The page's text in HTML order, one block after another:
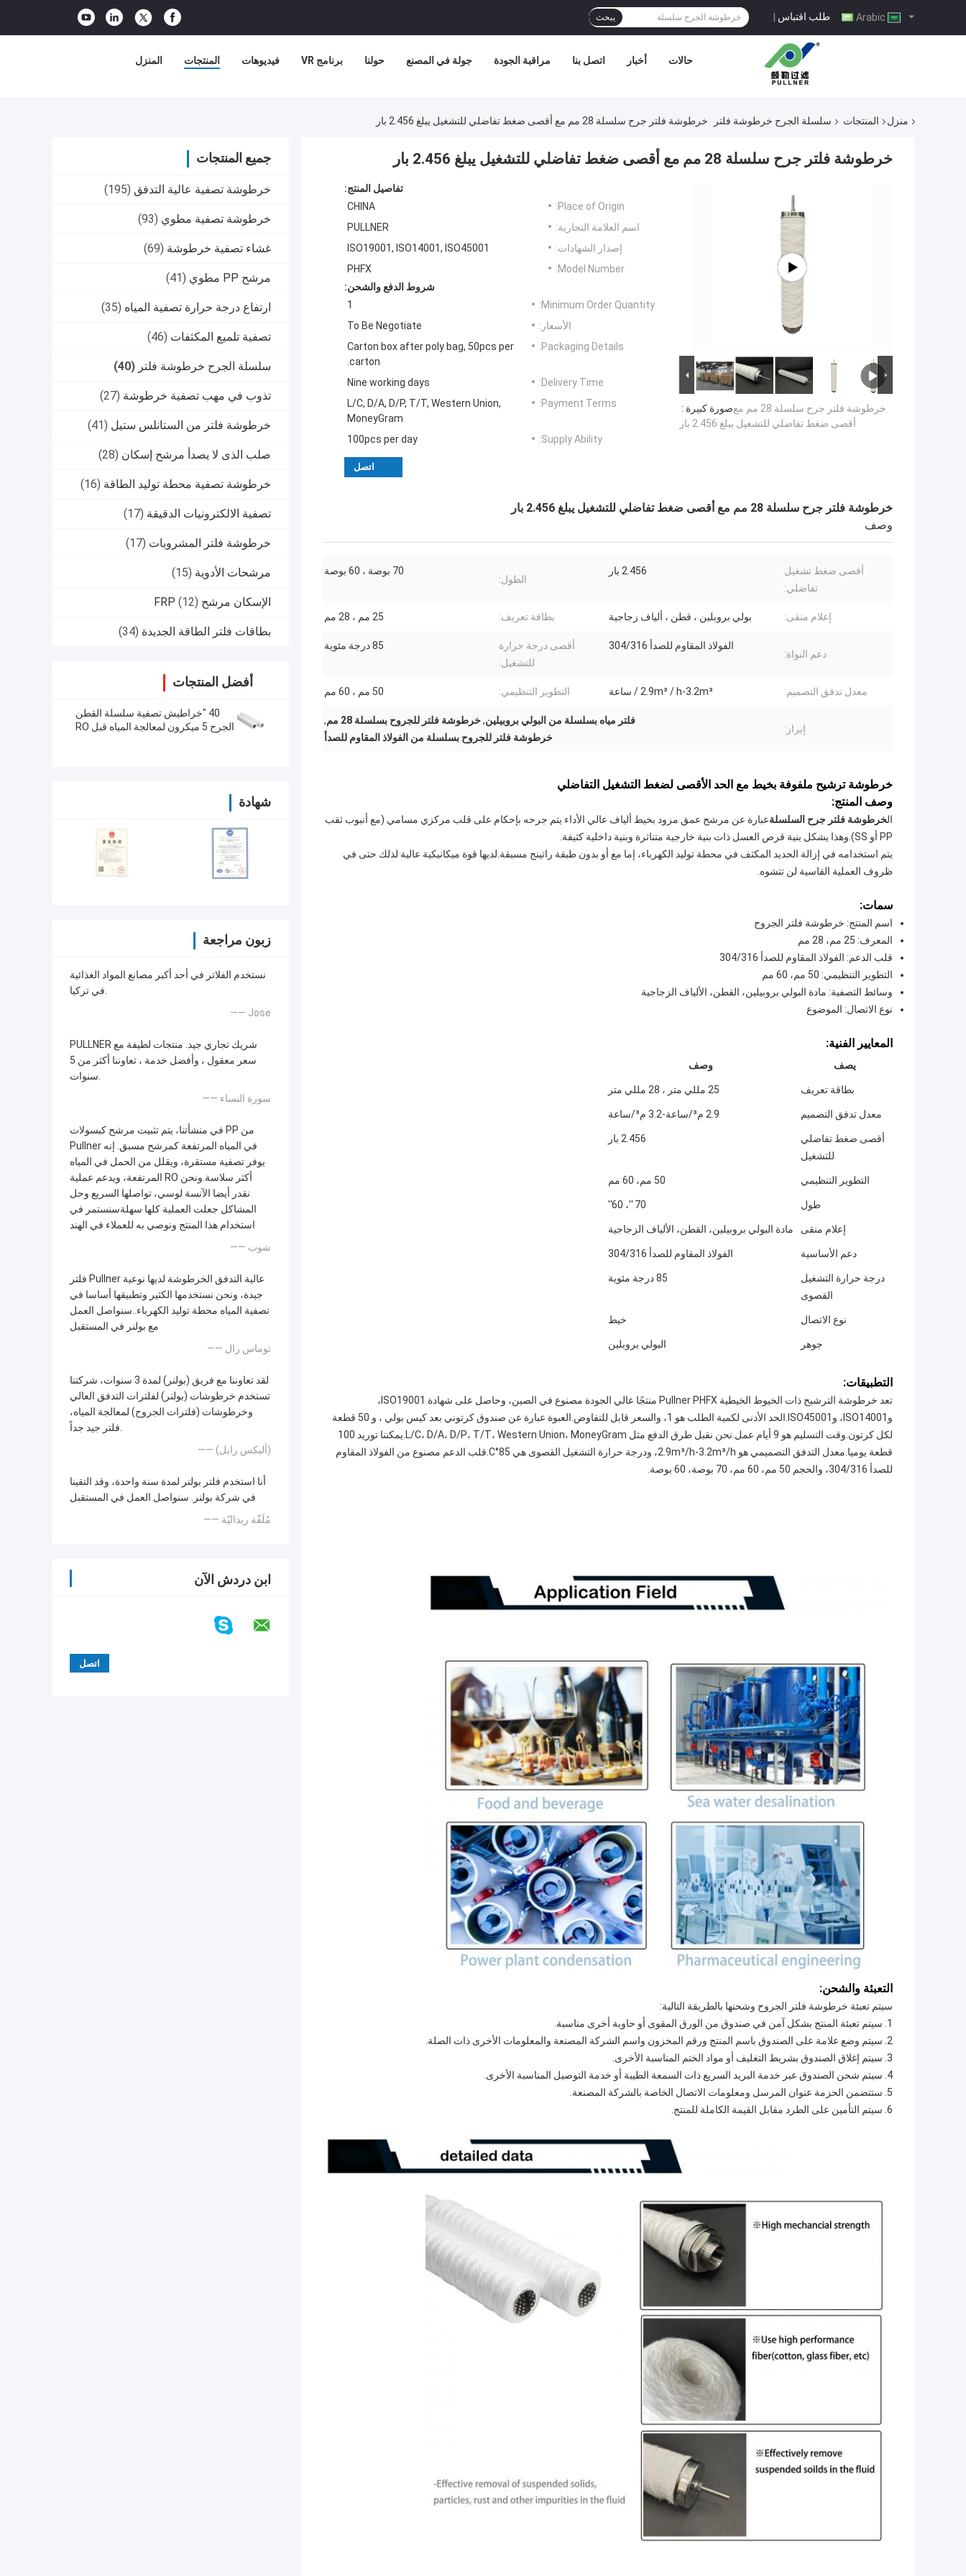
طلب اقتباس | يبحث
المنزل المنتجات فيديوهات برنامج VR حولنا جولة في المصنع مراقبة الجودة اتصل بنا أخبار حالات
منزل المنتجات سلسلة الجرح خرطوشة فلتر خرطوشة فلتر جرح سلسلة 28 مم مع أقصى ضغط تفاضلي للتشغيل يبلغ 2.456 بار
جميع المنتجات
خرطوشة تصفية عالية التدفق (195)
خرطوشة تصفية مطوي (93)
غشاء تصفية خرطوشة (69)
مرشح PP مطوي (41)
ارتفاع درجة حرارة تصفية المياه (35)
تصفية تلميع المكثفات (46)
سلسلة الجرح خرطوشة فلتر (40)
تذوب في مهب تصفية خرطوشة (27)
خرطوشة فلتر من الستانلس ستيل (41)
صلب الذى لا يصدأ مرشح إسكان (28)
خرطوشة تصفية محطة توليد الطاقة (16)
تصفية الالكترونيات الدقيقة (17)
خرطوشة فلتر المشروبات (17)
مرشحات الأدوية (15)
الإسكان مرشح FRP (12)
بطاقات فلتر الطاقة الجديدة (34)
أفضل المنتجات
40 "خراطيش تصفية سلسلة القطن
الجرح 5 ميكرون لمعالجة المياه قبل RO
شهادة
زبون مراجعة
نستخدم الفلاتر في أحد أكبر مصانع المواد الغذائية
في تركيا.
—— Jose
PULLNER شريك تجاري جيد. منتجات لطيفة مع
سعر معقول ، وأفضل خدمة ، تعاوننا أكثر من 5
سنوات.
—— سورة النساء
في منشأتنا، يتم تثبيت مرشح كبسولات PP من
Pullner في المياه المرتفعة كمرشح مسبق. إنه
يوفر تصفية مستقرة، ويقلل من الحمل في المياه
المرتفعة، ويدعم عملية RO أكثر سلاسة.ونحن
نقدر أيضا الآنسة لوسي، تواصلها السريع وحل
المشاكل جعلت العملية كلها سهلةسنستمر في
استخدام هذا المنتج ونوصي به للعملاء في الهند
—— شوب
فلتر Pullner عالية التدفق الخرطوشة لديها نوعية
جيدة، ونحن نستخدمها الكثير وتطبيقها أساسا في
تصفية المياه محطة توليد الكهرباء..سنواصل العمل
مع بولنر في المستقبل
—— توماس رال
لقد تعاوننا مع فريق (بولنر) لمدة 3 سنوات، شركتنا
تستخدم خرطوشات (بولنر) لفلترات التدفق العالي
وخرطوشات (فلترات الجروح) لمعالجة المياه،
فلتر جيد جداً.
—— (أليكس رايل)
أنا استخدم فلتر بولنر لمدة سنة واحدة، وقد التقينا
في شركة بولنر. سنواصل العمل في المستقبل
—— مُلَفّة ريداليّة
ابن دردش الآن
خرطوشة فلتر جرح سلسلة 28 مم مع أقصى ضغط تفاضلي للتشغيل يبلغ 2.456 بار
صورة كبيرة :خرطوشة فلتر جرح سلسلة 28 مم مع
أقصى ضغط تفاضلي للتشغيل يبلغ 2.456 بار
تفاصيل المنتج:
Place of Origin:
CHINA
اسم العلامة التجارية:
PULLNER
إصدار الشهادات:
ISO19001, ISO14001, ISO45001
Model Number:
PHFX
شروط الدفع والشحن:
Minimum Order Quantity:
1
الأسعار:
To Be Negotiate
Packaging Details:
Carton box after poly bag, 50pcs per
carton.
Delivery Time:
Nine working days
Payment Terms:
L/C, D/A, D/P, T/T, Western Union,
MoneyGram
Supply Ability:
100pcs per day
اتصل
خرطوشة فلتر جرح سلسلة 28 مم مع أقصى ضغط تفاضلي للتشغيل يبلغ 2.456 بار
وصف
أقصى ضغط تشغيل
تفاضلي:
2.456 بار
الطول:
70 بوصة ، 60 بوصة
إعلام منقى: بولي بروبلين ، قطن ، ألياف زجاجية بطاقة تعريف: 25 مم ، 28 مم
دعم النواة:
الفولاذ المقاوم للصدأ 304/316
أقصى درجة حرارة
للتشغيل:
85 درجة مئوية
معدل تدفق التصميم: 2.9m³ / h-3.2m³ / ساعة التطوير التنظيمي: 50 مم ، 60 مم
إبراز:
فلتر مياه بسلسلة من البولي بروبيلين,خرطوشة فلتر للجروح بسلسلة 28 مم
,
خرطوشة فلتر للجروح بسلسلة من الفولاذ المقاوم للصدأ
خرطوشة ترشيح ملفوفة بخيط مع الحد الأقصى لضغط التشغيل التفاضلي
وصف المنتج:
الخرطوشة فلتر جرح السلسلةعبارة عن مرشح عمق مزود بخيط ألياف عالي الأداء يتم جرحه بإحكام على قلب مركزي مسامي (مع أنبوب ثقب
PP أو SS).وهذا يشكل بنية قرص العسل ذات بنية خارجية متناثرة وبنية داخلية كثيفة.
يتم استخدامه في إزالة الحديد المكثف في محطة توليد الكهرباء، إما مع أو بدون طبقة راتينج مسبقة.لديها قوة ميكانيكية عالية لذلك حتى في
ظروف العملية القاسية لن تتشوه.
سمات:
اسم المنتج: خرطوشة فلتر الجروح
المعرف: 25 مم، 28 مم
قلب الدعم: الفولاذ المقاوم للصدأ 304/316
التطوير التنظيمي: 50 مم، 60 مم
وسائط التصفية: مادة البولي بروبيلين، القطن، الألياف الزجاجية
نوع الاتصال: الموضوع
المعايير الفنية:
يصف وصف
بطاقة تعريف 25 مللي متر ، 28 مللي متر
معدل تدفق التصميم 2.9 م³/ساعة-3.2 م³/ساعة
أقصى ضغط تفاضلي
للتشغيل
2.456 بار
التطوير التنظيمي 50 مم، 60 مم
طول 70 ''، 60''
إعلام منقى مادة البولي بروبيلين، القطن، الألياف الزجاجية
دعم الأساسية الفولاذ المقاوم للصدأ 304/316
درجة حرارة التشغيل
القصوى
85 درجة مئوية
نوع الاتصال خيط
جوهر البولي بروبلين
التطبيقات:
تعد خرطوشة الترشيح ذات الخيوط الخيطية Pullner PHFX منتجًا عالي الجودة مصنوع في الصين، وحاصل على شهادة ISO19001،
وISO14001، وISO45001.الحد الأدنى لكمية الطلب هو 1، والسعر قابل للتفاوض.العبوة عبارة عن صندوق كرتوني بعد كيس بولي ، و 50 قطعة
لكل كرتون.وقت التسليم هو 9 أيام عمل.نحن نقبل طرق الدفع مثل L/C، D/A، D/P، T/T، Western Union، MoneyGram.يمكننا توريد 100
قطعة يوميا.معدل التدفق التصميمي هو 2.9m³/h-3.2m³/h، ودرجة حرارة التشغيل القصوى هي 85°C.قلب الدعم مصنوع من الفولاذ المقاوم
للصدأ 304/316، والحجم 50 مم، 60 مم، 70 بوصة، 60 بوصة.
التعبئة والشحن:
سيتم تعبئة خرطوشة فلتر الجروح وشحنها بالطريقة التالية:
1. سيتم تعبئة المنتج بشكل آمن في صندوق من الورق المقوى أو حاوية أخرى مناسبة.
2. سيتم وضع علامة على الصندوق باسم المنتج ورقم المخزون واسم الشركة المصنعة والمعلومات الأخرى ذات الصلة.
3. سيتم إغلاق الصندوق بشريط التغليف أو مواد الختم المناسبة الأخرى.
4. سيتم شحن الصندوق عبر خدمة البريد السريع ذات السمعة الطيبة أو خدمة التوصيل المناسبة الأخرى.
5. ستتضمن الحزمة عنوان المرسل ومعلومات الاتصال الخاصة بالشركة المصنعة.
6. سيتم التأمين على الطرد مقابل القيمة الكاملة للمنتج.